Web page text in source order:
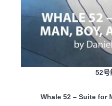
52号
Whale 52 – Suite for